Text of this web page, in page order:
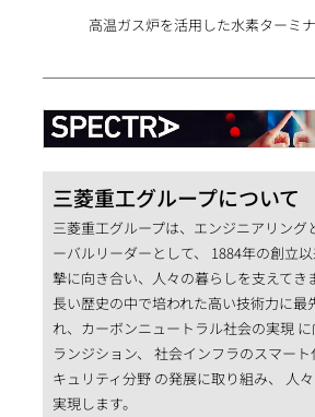
高温ガス炉を活用した水素ターミ
三菱重工グループについて
三菱重工グループは、エンジニアリング
ーバルリーダーとして、 1884年の創立
摯に向き合い、人々の暮らしを支えてき
長い歴史の中で培われた高い技術力に最
れ、カーボンニュートラル社会の実現
ランジション、 社会インフラのスマー
キュリティ分野 の発展に取り組み、 人
実現します。